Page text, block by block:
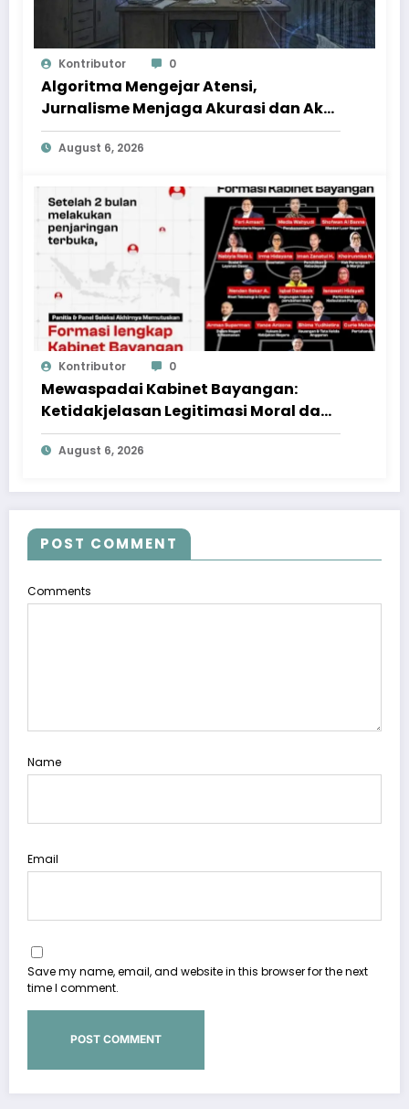
Kontributor 0
Algoritma Mengejar Atensi,
Jurnalisme Menjaga Akurasi dan Akal
Sehat Publik
August 6, 2026
Kontributor 0
Mewaspadai Kabinet Bayangan:
Ketidakjelasan Legitimasi Moral dan
Representasi
August 6, 2026
POST COMMENT
Comments
Name
Email
Save my name, email, and website in this browser for the next
time I comment.